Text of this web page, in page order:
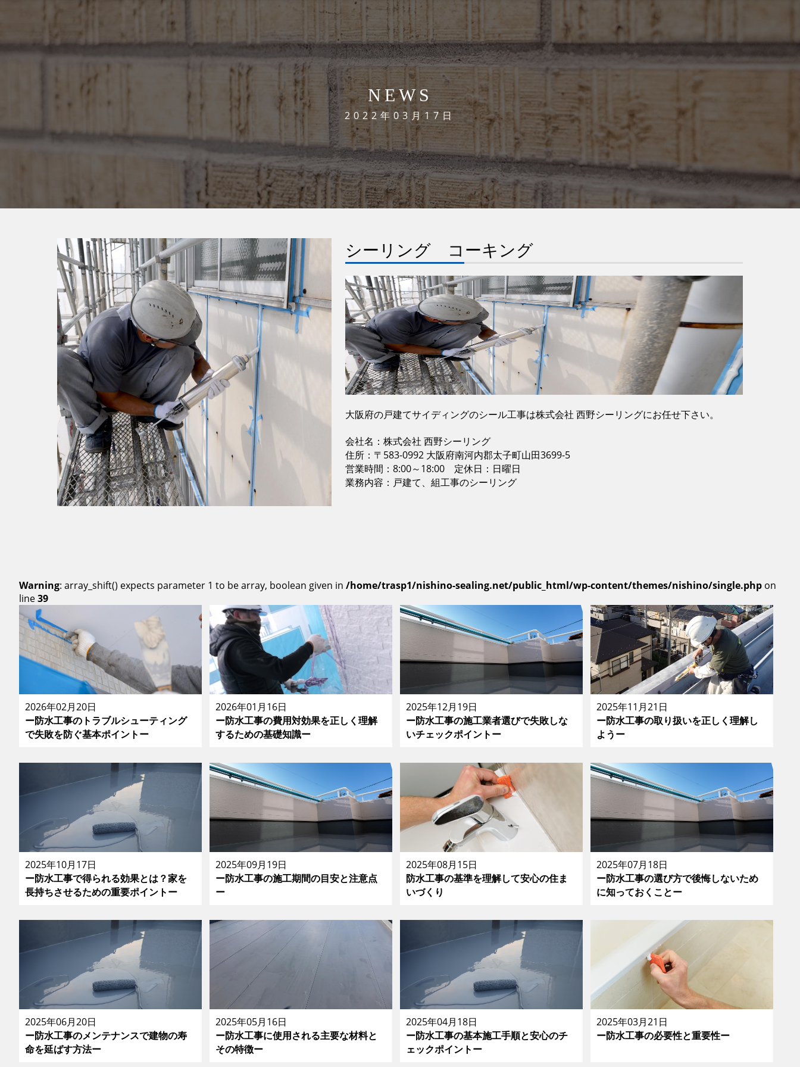
NEWS
2022年03月17日
シーリング コーキング
大阪府の戸建てサイディングのシール工事は株式会社 西野シーリングにお任せ下さい。
会社名：株式会社 西野シーリング
住所：〒583-0992 大阪府南河内郡太子町山田3699-5
営業時間：8:00～18:00 定休日：日曜日
業務内容：戸建て、組工事のシーリング
Warning: array_shift() expects parameter 1 to be array, boolean given in /home/trasp1/nishino-sealing.net/public_html/wp-content/themes/nishino/single.php on
line39
2026年02月20日
ー防水工事のトラブルシューティング
で失敗を防ぐ基本ポイントー
2026年01月16日
ー防水工事の費用対効果を正しく理解
するための基礎知識ー
2025年12月19日
ー防水工事の施工業者選びで失敗しな
いチェックポイントー
2025年11月21日
ー防水工事の取り扱いを正しく理解し
ようー
2025年10月17日
ー防水工事で得られる効果とは？家を
長持ちさせるための重要ポイントー
2025年09月19日
ー防水工事の施工期間の目安と注意点
ー
2025年08月15日
防水工事の基準を理解して安心の住ま
いづくり
2025年07月18日
ー防水工事の選び方で後悔しないため
に知っておくことー
2025年06月20日
ー防水工事のメンテナンスで建物の寿
命を延ばす方法ー
2025年05月16日
ー防水工事に使用される主要な材料と
その特徴ー
2025年04月18日
ー防水工事の基本施工手順と安心のチ
ェックポイントー
2025年03月21日
ー防水工事の必要性と重要性ー